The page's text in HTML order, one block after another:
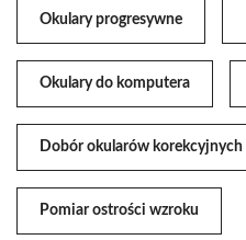
Okulary progresywne
Okulary do komputera
Dobór okularów korekcyjnych
Pomiar ostrości wzroku